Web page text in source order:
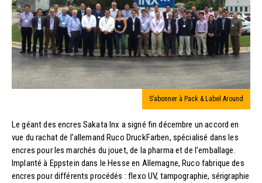
S’abonner à Pack & Label Around
Le géant des encres Sakata Inx a signé fin décembre un accord en
vue du rachat de l’allemand Ruco DruckFarben, spécialisé dans les
encres pour les marchés du jouet, de la pharma et de l’emballage.
Implanté à Eppstein dans le Hesse en Allemagne, Ruco fabrique des
encres pour différents procédés : flexo UV, tampographie, sérigraphie